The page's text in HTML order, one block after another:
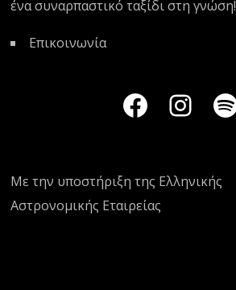
ένα συναρπαστικό ταξίδι στη γνώση!
Επικοινωνία
Με την υποστήριξη της Ελληνικής
Αστρονομικής Εταιρείας